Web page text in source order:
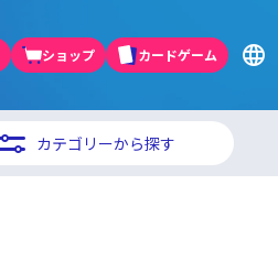
ショップ カードゲーム
カテゴリーから探す